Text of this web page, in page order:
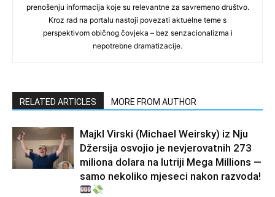
prenošenju informacija koje su relevantne za savremeno društvo.
Kroz rad na portalu nastoji povezati aktuelne teme s
perspektivom običnog čovjeka – bez senzacionalizma i
nepotrebne dramatizacije.
RELATED ARTICLES MORE FROM AUTHOR
Majkl Virski (Michael Weirsky) iz Nju
Džersija osvojio je nevjerovatnih 273
miliona dolara na lutriji Mega Millions —
samo nekoliko mjeseci nakon razvoda!